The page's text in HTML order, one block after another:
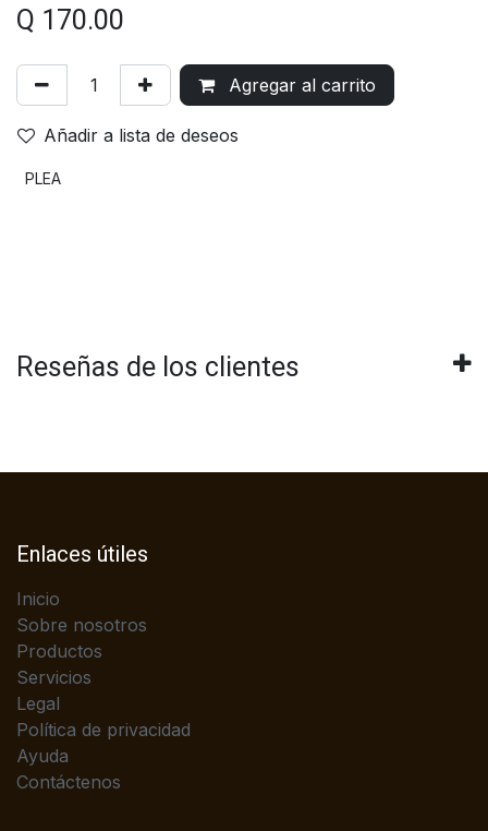
Q 170.00
Agregar al carrito
Añadir a lista de deseos
PLEA
Reseñas de los clientes
Enlaces útiles
Inicio
Sobre nosotros
Productos
Servicios
Legal
Política de privacidad
Ayuda
Contáctenos